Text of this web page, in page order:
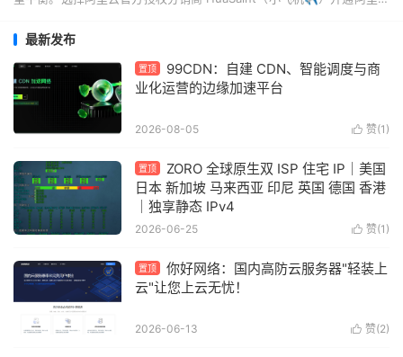
最新发布
置顶
99CDN：自建 CDN、智能调度与商
业化运营的边缘加速平台
 赞(1 )
2026-08-05
置顶
ZORO 全球原生双 ISP 住宅 IP｜美国
日本 新加坡 马来西亚 印尼 英国 德国 香港
｜独享静态 IPv4
 赞(1 )
2026-06-25
置顶
你好网络：国内高防云服务器"轻装上
云"让您上云无忧！
 赞(2)
2026-06-13